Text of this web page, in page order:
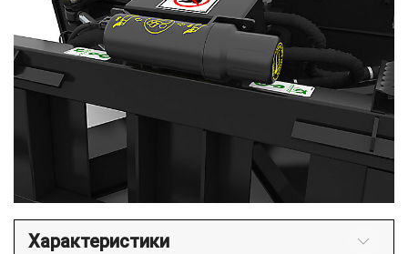
Характеристики